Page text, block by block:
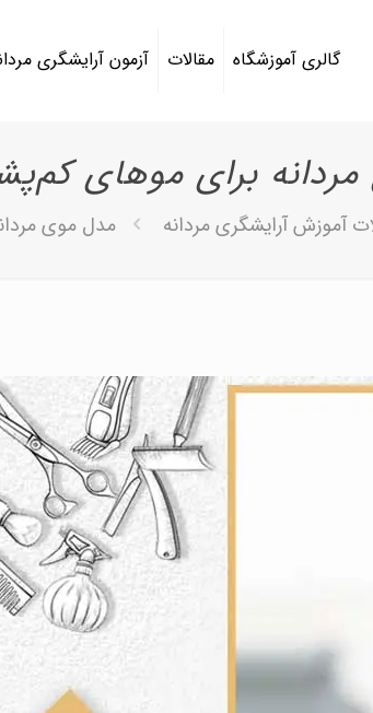
گالری آموزشگاه مقالات آزمون آرایشگری
برای موهای
آموزش آرایشگری مردانه مدل موی